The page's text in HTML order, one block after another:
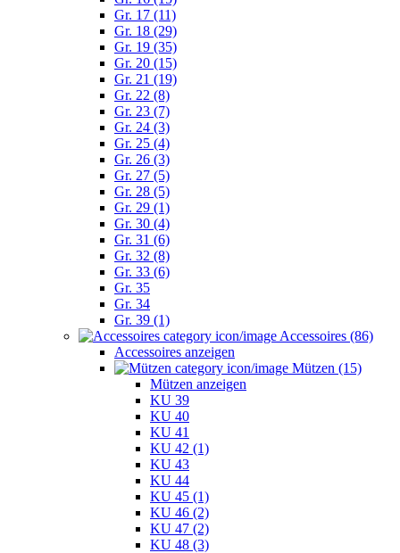
Gr. 17 (11)
Gr. 18 (29)
Gr. 19 (35)
Gr. 20 (15)
Gr. 21 (19)
Gr. 22 (8)
Gr. 23 (7)
Gr. 24 (3)
Gr. 25 (4)
Gr. 26 (3)
Gr. 27 (5)
Gr. 28 (5)
Gr. 29 (1)
Gr. 30 (4)
Gr. 31 (6)
Gr. 32 (8)
Gr. 33 (6)
Gr. 35
Gr. 34
Gr. 39 (1)
Accessoires (86)
Accessoires anzeigen
Mützen (15)
Mützen anzeigen
KU 39
KU 40
KU 41
KU 42 (1)
KU 43
KU 44
KU 45 (1)
KU 46 (2)
KU 47 (2)
KU 48 (3)